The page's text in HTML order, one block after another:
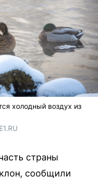
холодный воздух из
страны
сообщили